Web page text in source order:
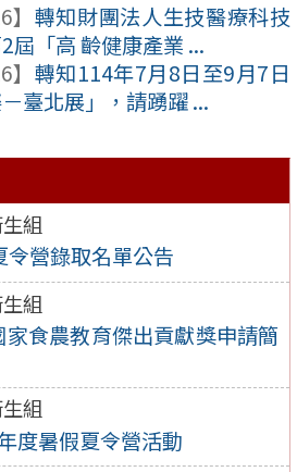
組
營錄取名單公告
組
食農教育傑出貢獻獎申請簡
組
度暑假夏令營活動
轉知財團法人生技醫療科技
屆「高 齡健康產業 ...
轉知114年7月8日至9月7日
臺北展」，請踴躍 ...